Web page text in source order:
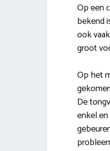
Op een
bekend
ook
groot
Op het
De
enkel